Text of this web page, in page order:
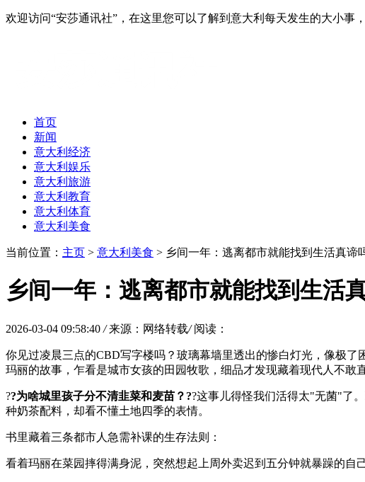
欢迎访问“安莎通讯社”，在这里您可以了解到意大利每天发生的大小事
首页
新闻
意大利经济
意大利娱乐
意大利旅游
意大利教育
意大利体育
意大利美食
当前位置： 主页 > 意大利美食 > 乡间一年：逃离都市就能找到生活真谛
乡间一年：逃离都市就能找到生活
2026-03-04 09:58:40 / 来源：网络转载/ 阅读：
你见过凌晨三点的CBD写字楼吗？玻璃幕墙里透出的惨白灯光，像极
玛丽的故事，乍看是城市女孩的田园牧歌，细品才发现藏着现代人不敢
??为啥城里孩子分不清韭菜和麦苗？??这事儿得怪我们活得太"无菌"了
种奶茶配料，却看不懂土地四季的表情。
书里藏着三条都市人急需补课的生存法则：
看着玛丽在菜园摔得满身泥，突然想起上周外卖迟到五分钟就暴躁的自